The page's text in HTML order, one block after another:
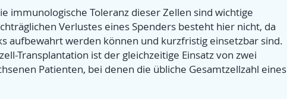
immunologische Toleranz dieser Zellen sind wichtige
Verlustes eines Spenders besteht hier nicht, da
aufbewahrt werden können und kurzfristig einsetzbar sind.
Transplantation ist der gleichzeitige Einsatz von zwei
Patienten, bei denen die übliche Gesamtzellzahl eines